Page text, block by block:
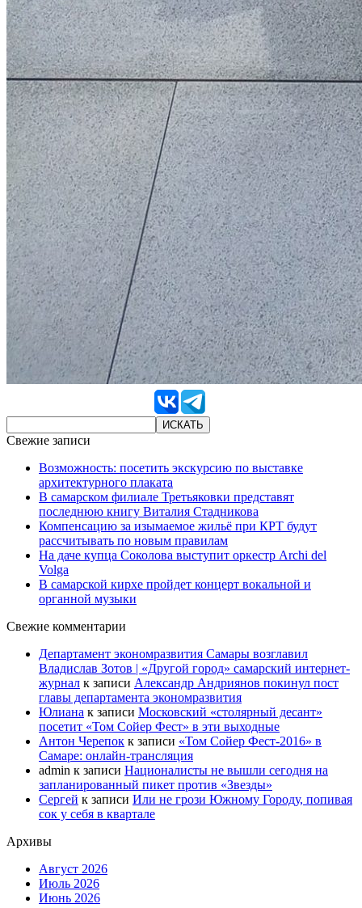
Свежие записи
Возможность: посетить экскурсию по выставке
архитектурного плаката
В самарском филиале Третьяковки представят
последнюю книгу Виталия Стадникова
Компенсацию за изымаемое жильё при КРТ будут
рассчитывать по новым правилам
На даче купца Соколова выступит оркестр Archi del
Volga
В самарской кирхе пройдет концерт вокальной и
органной музыки
Свежие комментарии
Департамент экономразвития Самары возглавил
Владислав Зотов | «Другой город» самарский интернет-
журнал к записи Александр Андриянов покинул пост
главы департамента экономразвития
Юлиана к записи Московский «столярный десант»
посетит «Том Сойер Фест» в эти выходные
Антон Черепок к записи «Том Сойер Фест-2016» в
Самаре: онлайн-трансляция
admin к записи Националисты не вышли сегодня на
запланированный пикет против «Звезды»
Сергей к записи Или не грози Южному Городу, попивая
сок у себя в квартале
Архивы
Август 2026
Июль 2026
Июнь 2026